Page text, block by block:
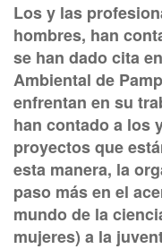
Los y las
hombres, han
se han dado cita
Ambiental de
enfrentan en su
han contado a los
proyectos que
esta manera, la
paso más en el
mundo de la
mujeres) a la